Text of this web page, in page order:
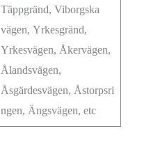
Täppgränd, Viborgska
vägen, Yrkesgränd,
Yrkesvägen, Åkervägen,
Ålandsvägen,
Åsgärdesvägen, Åstorpsri
ngen, Ängsvägen, etc